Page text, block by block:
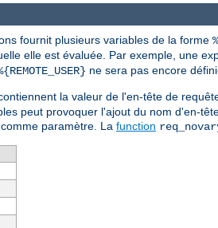
fournit plusieurs variables de la forme
elle est évaluée. Par exemple, une
ne sera pas encore
la valeur de l'en-tête de
peut provoquer l'ajout du nom d'en-
paramètre. La function